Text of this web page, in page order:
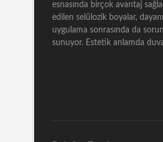
esnasında birçok avantaj
edilen selülozik boyalar,
uygulama sonrasında da
sunuyor. Estetik anlamda